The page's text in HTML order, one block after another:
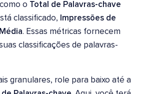
o Total de Palavras-chave
classificado, Impressões de
. Essas métricas fornecem
classificações de palavras-
granulares, role para baixo até a